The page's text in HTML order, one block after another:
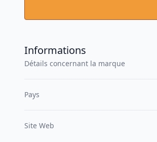
Informations
Détails concernant la marque
Pays
Site Web